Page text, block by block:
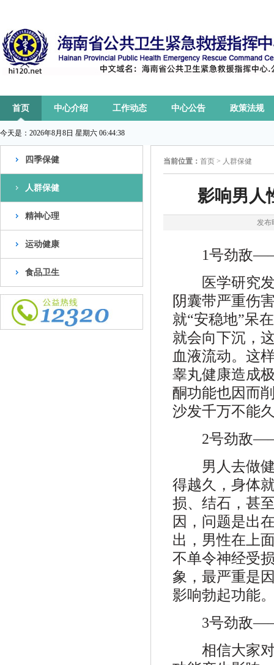
首页 中心介绍 工作动态 中心公告 政策法规
今天是： 2026年8月8日 星期六 06:44:38
四季保健
人群保健
精神心理
运动健康
食品卫生
当前位置： 首页 > 人群保健
影响男人
发布
1号劲敌——
医学研究发
阴囊带严重伤
就“安稳地”呆
就会向下沉，
血液流动。这
睾丸健康造成
酮功能也因而
沙发千万不能
2号劲敌——
男人去做健
得越久，身体
损、结石，甚
因，问题是出
出，男性在上
不单令神经受
象，最严重是
影响勃起功能
3号劲敌——
相信大家对